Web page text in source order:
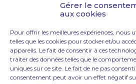
Gérer le
aux cookies
Pour offrir les meilleures expériences, nous
telles que les cookies pour stocker et/ou
appareils. Le fait de consentir à ces
traiter des données telles que le
uniques sur ce site. Le fait de ne pas
consentement peut avoir un effet négatif
Tous les litiges auxquels le contrat
interprétation, de son exécution et
seront soumis aux tribunaux
siège social du cabinet AKS
[1]Telle que définie à l’article 1218